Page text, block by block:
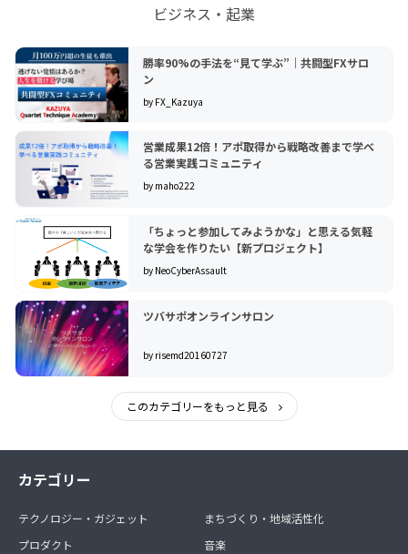
ビジネス・起業
勝率90%の手法を“見て学ぶ”｜共闘型FXサロ
ン
by FX_Kazuya
営業成果12倍！アポ取得から戦略改善まで学べ
る営業実践コミュニティ
by maho222
「ちょっと参加してみようかな」と思える気軽
な学会を作りたい【新プロジェクト】
by NeoCyberAssault
ツバサポオンラインサロン
by risemd20160727
このカテゴリーをもっと見る
カテゴリー
テクノロジー・ガジェット
プロダクト
まちづくり・地域活性化
音楽